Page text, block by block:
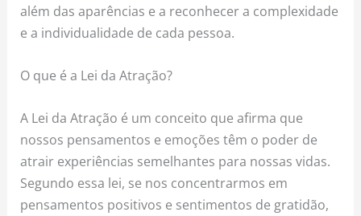
além das aparências e a reconhecer a complexidade
e a individualidade de cada pessoa.
O que é a Lei da Atração?
A Lei da Atração é um conceito que afirma que
nossos pensamentos e emoções têm o poder de
atrair experiências semelhantes para nossas vidas.
Segundo essa lei, se nos concentrarmos em
pensamentos positivos e sentimentos de gratidão,